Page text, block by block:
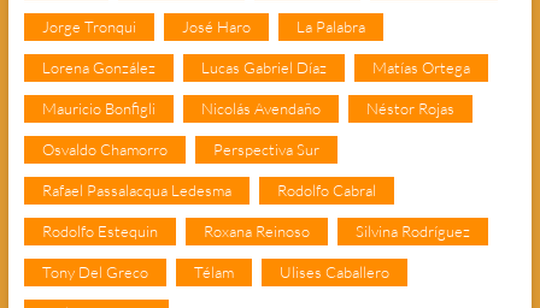
Jorge Tronqui José Haro La Palabra
Lorena González Lucas Gabriel Díaz Matías Ortega
Mauricio Bonfigli Nicolás Avendaño Néstor Rojas
Osvaldo Chamorro Perspectiva Sur
Rafael Passalacqua Ledesma Rodolfo Cabral
Rodolfo Estequin Roxana Reinoso Silvina Rodríguez
Tony Del Greco Télam Ulises Caballero